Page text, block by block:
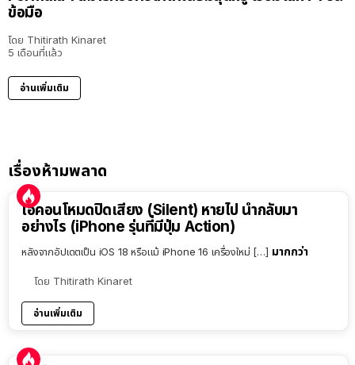
ข้อมือ
โดย Thitirath Kinaret
5 เดือนที่แล้ว
อ่านเพิ่มเติม
เรื่องห้ามพลาด
ไอคอนโหมดปิดเสียง (Silent) หายไป นำกลับมา
อย่างไร (iPhone รุ่นที่มีปุ่ม Action)
หลังจากอัปเดตเป็น iOS 18 หรือแม้ iPhone 16 เครื่องใหม่ […] มากกว่า
โดย Thitirath Kinaret
อ่านเพิ่มเติม